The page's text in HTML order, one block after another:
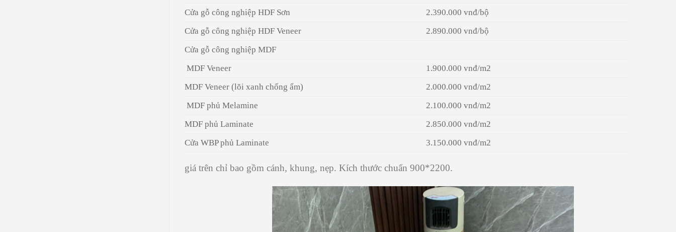
Cửa gỗ công nghiệp HDF Sơn
2.390.000 vnđ/bộ
Cửa gỗ công nghiệp HDF Veneer
2.890.000 vnđ/bộ
Cửa gỗ công nghiệp MDF
MDF Veneer
1.900.000 vnđ/m2
MDF Veneer (lõi xanh chống ẩm)
2.000.000 vnđ/m2
MDF phủ Melamine
2.100.000 vnđ/m2
MDF phủ Laminate
2.850.000 vnđ/m2
Cửa WBP phủ Laminate
3.150.000 vnđ/m2
giá trên chỉ bao gồm cánh, khung, nẹp. Kích thước chuẩn 900*2200.